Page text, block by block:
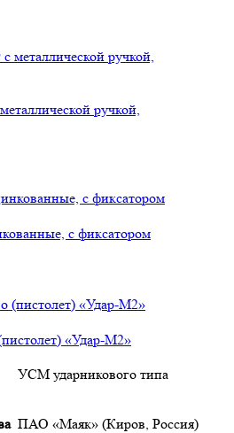
ручкой,
с фиксатором
«Удар-М2»
УСМ ударникового типа
ПАО «Маяк» (Киров, Россия)